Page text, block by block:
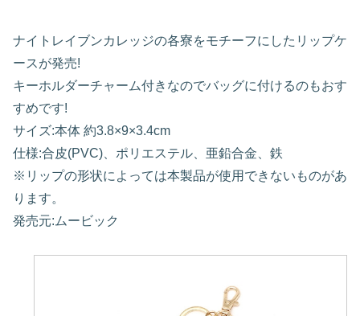
ナイトレイブンカレッジの各寮をモチーフにしたリップケ
ースが発売!
キーホルダーチャーム付きなのでバッグに付けるのもおす
すめです!
サイズ:本体 約3.8×9×3.4cm
仕様:合皮(PVC)、ポリエステル、亜鉛合金、鉄
※リップの形状によっては本製品が使用できないものがあ
ります。
発売元:ムービック